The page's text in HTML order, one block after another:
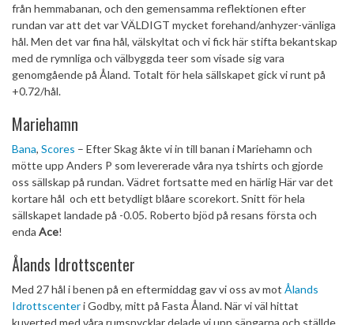
från hemmabanan, och den gemensamma reflektionen efter
rundan var att det var VÄLDIGT mycket forehand/anhyzer-vänliga
hål. Men det var fina hål, välskyltat och vi fick här stifta bekantskap
med de rymnliga och välbyggda teer som visade sig vara
genomgående på Åland. Totalt för hela sällskapet gick vi runt på
+0.72/hål.
Mariehamn
Bana, Scores – Efter Skag åkte vi in till banan i Mariehamn och
mötte upp Anders P som levererade våra nya tshirts och gjorde
oss sällskap på rundan. Vädret fortsatte med en härlig Här var det
kortare hål och ett betydligt blåare scorekort. Snitt för hela
sällskapet landade på -0.05. Roberto bjöd på resans första och
enda Ace!
Ålands Idrottscenter
Med 27 hål i benen på en eftermiddag gav vi oss av mot Ålands
Idrottscenteri Godby, mitt på Fasta Åland. När vi väl hittat
kuverted med våra rumsnycklar delade vi upp sängarna och ställde